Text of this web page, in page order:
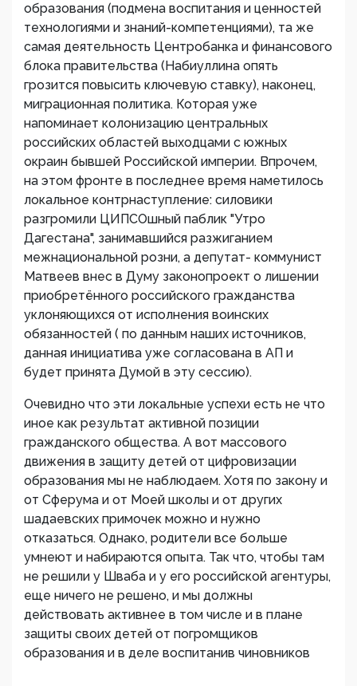
образования (подмена воспитания и ценностей
технологиями и знаний-компетенциями), та же
самая деятельность Центробанка и финансового
блока правительства (Набиуллина опять
грозится повысить ключевую ставку), наконец,
миграционная политика. Которая уже
напоминает колонизацию центральных
российских областей выходцами с южных
окраин бывшей Российской империи. Впрочем,
на этом фронте в последнее время наметилось
локальное контрнаступление: силовики
разгромили ЦИПСОшный паблик "Утро
Дагестана", занимавшийся разжиганием
межнациональной розни, а депутат- коммунист
Матвеев внес в Думу законопроект о лишении
приобретённого российского гражданства
уклоняющихся от исполнения воинских
обязанностей ( по данным наших источников,
данная инициатива уже согласована в АП и
будет принята Думой в эту сессию).
Очевидно что эти локальные успехи есть не что
иное как результат активной позиции
гражданского общества. А вот массового
движения в защиту детей от цифровизации
образования мы не наблюдаем. Хотя по закону и
от Сферума и от Моей школы и от других
шадаевских примочек можно и нужно
отказаться. Однако, родители все больше
умнеют и набираются опыта. Так что, чтобы там
не решили у Шваба и у его российской агентуры,
еще ничего не решено, и мы должны
действовать активнее в том числе и в плане
защиты своих детей от погромщиков
образования и в деле воспитанив чиновников